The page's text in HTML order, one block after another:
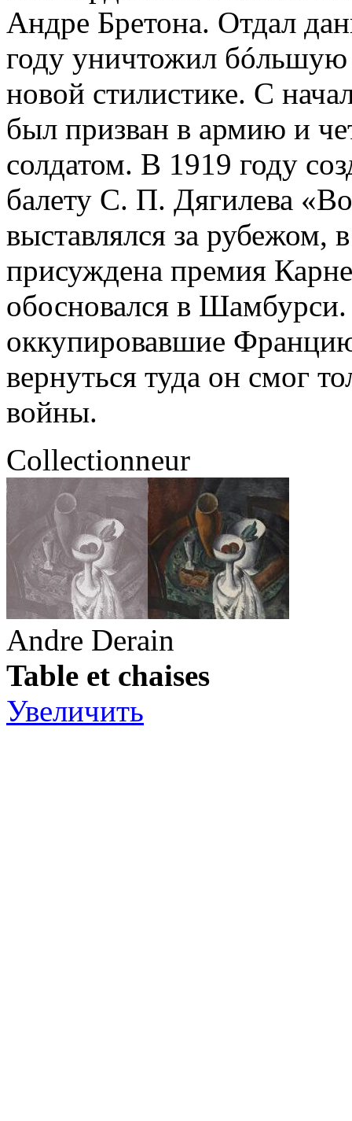
Андре Бретона. Отдал
году уничтожил бóльшую
новой стилистике. С
был призван в армию и
солдатом. В 1919 году
балету С. П. Дягилева
выставлялся за рубежом,
присуждена премия
обосновался в
оккупировавшие
вернуться туда он смог
войны.
Collectionneur
Andre Derain
Table et chaises
Увеличить